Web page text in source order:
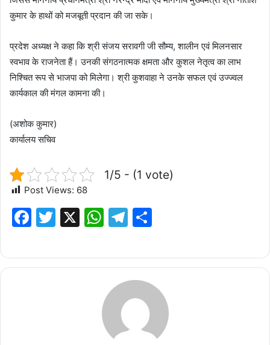
कुमार के हाथों को मजबूती प्रदान की जा सके।
प्रदेश अध्यक्ष ने कहा कि श्री संजय सरावगी जी सौम्य, शालीन एवं मिलनसार
स्वभाव के राजनेता हैं। उनकी संगठनात्मक क्षमता और कुशल नेतृत्व का लाभ
निश्चित रूप से भाजपा को मिलेगा। श्री कुशवाहा ने उनके सफल एवं उज्ज्वल
कार्यकाल की मंगल कामना की।
(अशोक कुमार)
कार्यालय सचिव
1/5 - (1 vote)
Post Views: 68
F
c
e
T
it
te
X
W
at
s
A
p
T
e
g
ra
ar
e